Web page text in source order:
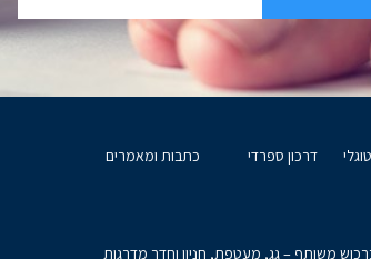
דרכון ספרדי
כתבות ומאמרים
ברכוש משותף – גג, מעטפת, חניון וחדר מדרגות